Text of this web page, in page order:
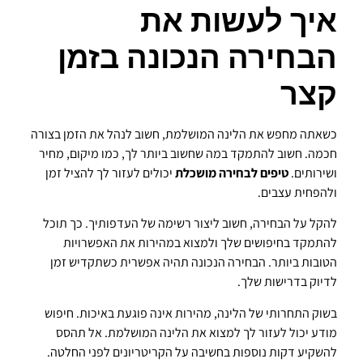
איך לעשות את
הבחירה הנכונה בזמן
קצר
כשאתה מחפש את הלינה המושלמת, חשוב לנהל את הזמן בצורה
חכמה. חשוב להתמקד במה שחשוב ביותר לך, כמו מיקום, מחיר
ושירותים.טיפים לבחירה מושכלתיכולים לעזור לך להציל זמן
ולהפחית עצבים.
להקל על הבחירה, חשוב ליצור רשימה של העדפותיך. כך תוכל
להתמקד בחיפושים שלך ולמצוא במהירות את האפשרויות
הטובות ביותר. הבחירה הנכונה תהיה אפשרית כשתקדיש זמן
לדיוק בדרישות שלך.
בשוק התחרותי של הלינה, מהירות אינה פוגעת באיכות. חיפוש
מודע יכול לעזור לך למצוא את הלינה המושלמת. אל תהסס
להשקיע דקות נוספות בחשיבה על הקריטריונים לפני החלטה.